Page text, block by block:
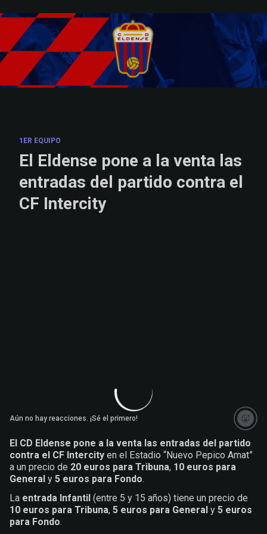
1ER EQUIPO
El Eldense pone a la venta las
entradas del partido contra el
CF Intercity
Aún no hay reacciones. ¡Sé el primero!
El CD Eldense pone a la venta las entradas del partido
contra el CF Intercity en el Estadio “Nuevo Pepico Amat”
a un precio de 20 euros para Tribuna, 10 euros para
General y 5 euros para Fondo.
La entrada Infantil (entre 5 y 15 años) tiene un precio de
10 euros para Tribuna, 5 euros para General y 5 euros
para Fondo.